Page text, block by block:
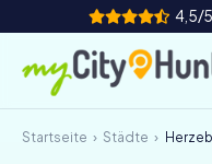
4,5/
So funktioniert's
Startseite Städte